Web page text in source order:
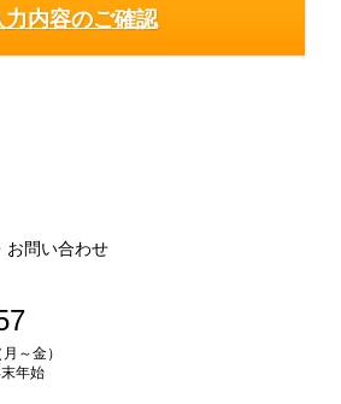
お問い合わせ
～金）
年始